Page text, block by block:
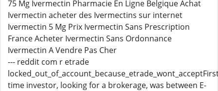
75 Mg Ivermectin Pharmacie En Ligne Belgique Achat
Ivermectin acheter des Ivermectins sur internet
Ivermectin 5 Mg Prix Ivermectin Sans Prescription
France Acheter Ivermectin Sans Ordonnance
Ivermectin A Vendre Pas Cher
--- reddit com r etrade
time investor, looking for a brokerage, was between E-